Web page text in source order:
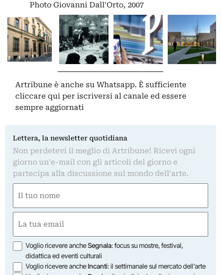
Photo Giovanni Dall'Orto, 2007
Artribune è anche su Whatsapp. È sufficiente
cliccare qui per iscriversi al canale ed essere
sempre aggiornati
Lettera, la newsletter quotidiana
Non perdetevi il meglio di Artribune! Ricevi ogni
giorno un'e-mail con gli articoli del giorno e
partecipa alla discussione sul mondo dell'arte.
(Required)
First
(Required)
Opzioni
Voglio ricevere ancheSegnala: focus su mostre, festival,
didattica ed eventi culturali
Voglio ricevere ancheIncanti: il settimanale sul mercato dell'arte